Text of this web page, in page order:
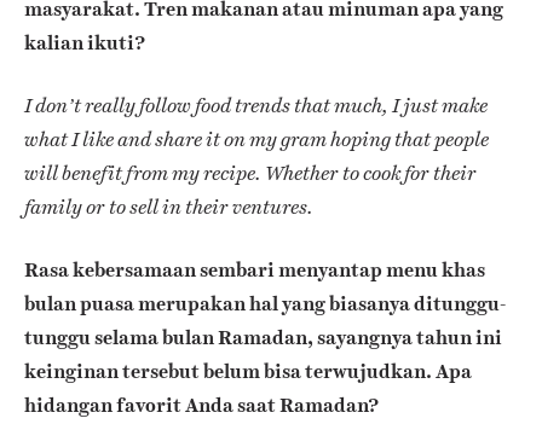
masyarakat. Tren makanan atau minuman apa yang
kalian ikuti?
I don’t really follow food trends that much, I just make
what I like and share it on my gram hoping that people
will benefit from my recipe. Whether to cook for their
family or to sell in their ventures.
Rasa kebersamaan sembari menyantap menu khas
bulan puasa merupakan hal yang biasanya ditunggu-
tunggu selama bulan Ramadan, sayangnya tahun ini
keinginan tersebut belum bisa terwujudkan. Apa
hidangan favorit Anda saat Ramadan?